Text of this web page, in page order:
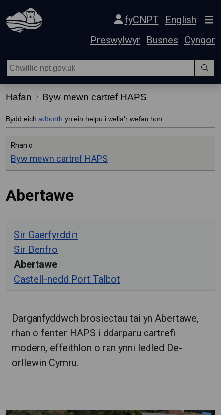
Hepgor gwe-lywio
fyCNPT
English
Preswylwyr
Busnes Cyngor
Hafan Byw mewn cartref HAPS
Bydd eich adborth yn ein helpu i wella'r wefan hon.
Rhan o
Byw mewn cartref HAPS
Abertawe
Sir Gaerfyrddin
Sir Benfro
Abertawe
Castell-nedd Port Talbot
Darganfyddwch brosiectau tai yn Abertawe,
rhan o fenter HAPS i ddarparu cartrefi
modern, effeithlon o ran ynni ledled De-
orllewin Cymru.